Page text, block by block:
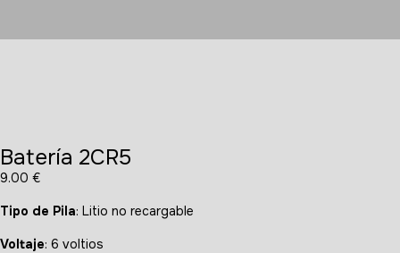
Batería 2CR5
9.00 €
Tipo de Pila: Litio no recargable
Voltaje: 6 voltios